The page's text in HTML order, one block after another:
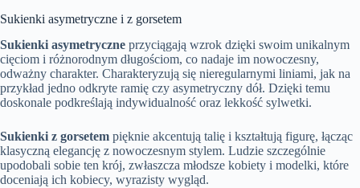
Sukienki asymetryczne i z gorsetem
Sukienki asymetryczne przyciągają wzrok dzięki swoim unikalnym
cięciom i różnorodnym długościom, co nadaje im nowoczesny,
odważny charakter. Charakteryzują się nieregularnymi liniami, jak na
przykład jedno odkryte ramię czy asymetryczny dół. Dzięki temu
doskonale podkreślają indywidualność oraz lekkość sylwetki.
Sukienki z gorsetem pięknie akcentują talię i kształtują figurę, łącząc
klasyczną elegancję z nowoczesnym stylem. Ludzie szczególnie
upodobali sobie ten krój, zwłaszcza młodsze kobiety i modelki, które
doceniają ich kobiecy, wyrazisty wygląd.